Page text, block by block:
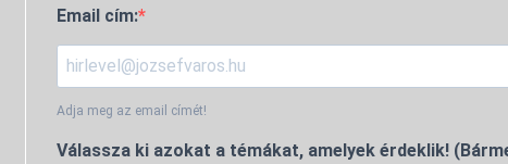
Email cím:
Adja meg az email címét!
Válassza ki azokat a témákat, amelyek érdeklik!